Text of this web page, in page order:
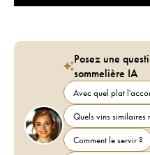
Posez une
sommelière IA
Avec quel plat
Quels vins similaires
Comment le servir ?